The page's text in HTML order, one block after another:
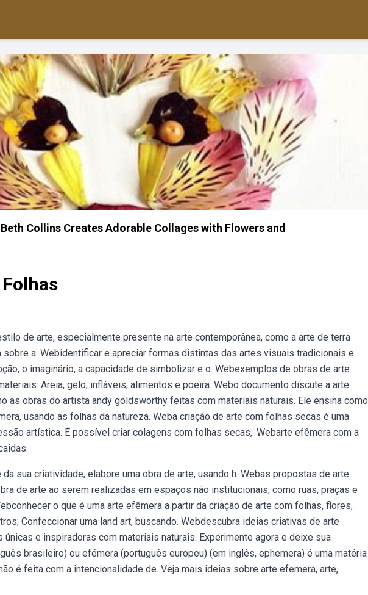
Collins Creates Adorable Collages with Flowers and
de arte, especialmente presente na arte contemporânea, como a arte de terra
sobre a. Webidentificar e apreciar formas distintas das artes visuais tradicionais e
o imaginário, a capacidade de simbolizar e o. Webexemplos de obras de arte
Areia, gelo, infláveis, alimentos e poeira. Webo documento discute a arte
as obras do artista andy goldsworthy feitas com materiais naturais. Ele ensina como
usando as folhas da natureza. Weba criação de arte com folhas secas é uma
artística. É possível criar colagens com folhas secas,. Webarte efêmera com a
sua criatividade, elabore uma obra de arte, usando h. Webas propostas de arte
de arte ao serem realizadas em espaços não institucionais, como ruas, praças e
o que é uma arte efêmera a partir da criação de arte com folhas, flores,
Confeccionar uma land art, buscando. Webdescubra ideias criativas de arte
e inspiradoras com materiais naturais. Experimente agora e deixe sua
brasileiro) ou efémera (português europeu) (em inglês, ephemera) é uma matéria
é feita com a intencionalidade de. Veja mais ideias sobre arte efemera, arte,